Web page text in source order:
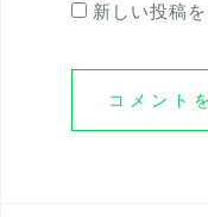
新しい投稿